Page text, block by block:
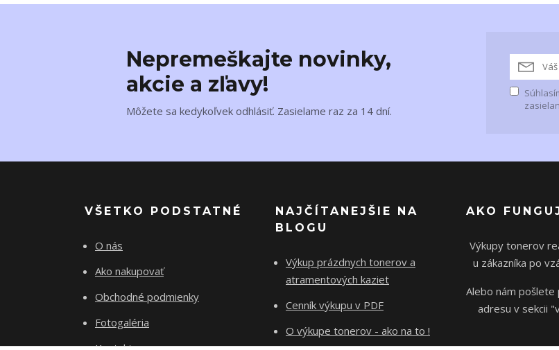
Nepremeškajte novinky,
akcie a zľavy!
Môžete sa kedykoľvek odhlásiť. Zasielame raz za 14 dní.
VŠETKO PODSTATNÉ
O nás
Ako nakupovať
Obchodné podmienky
Fotogaléria
NAJČÍTANEJŠIE NA
BLOGU
Výkup prázdnych tonerov a
atramentových kaziet
Cenník výkupu v PDF
O výkupe tonerov - ako na to !
AKO
Výkupy tonerov
u zákazníka po
Alebo nám
adresu v sekcii